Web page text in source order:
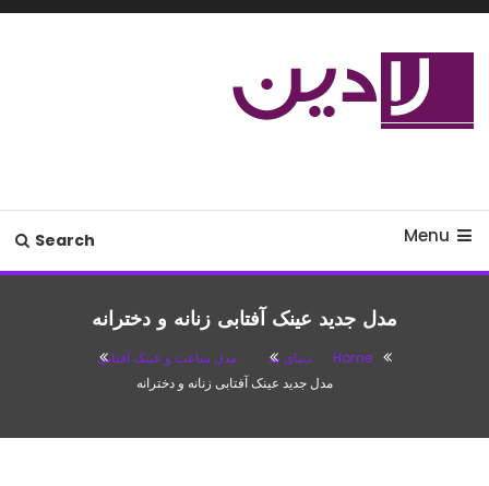
Skip
Menu
Search
مدل جدید عینک آفتابی زنانه و دخترانه
Home دنیای مد
مدل ساعت و عینک آفتابی
مدل جدید عینک آفتابی زنانه و دخترانه